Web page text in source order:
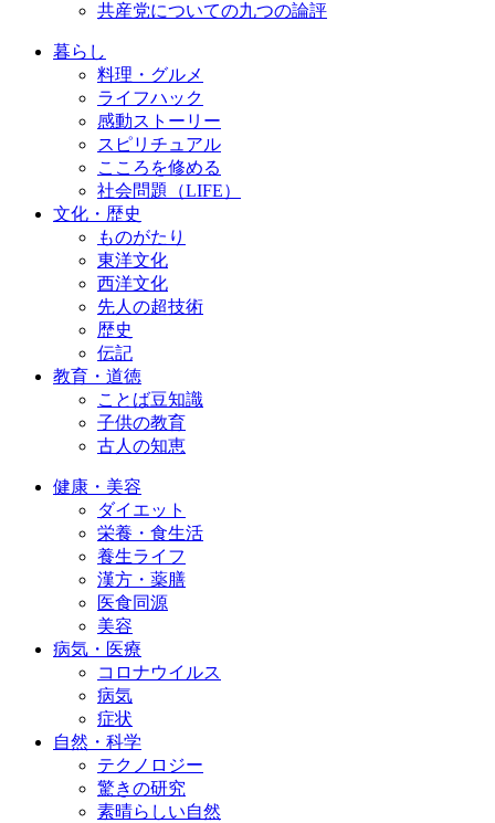
共産党についての九つの論評
暮らし
料理・グルメ
ライフハック
感動ストーリー
スピリチュアル
こころを修める
社会問題（LIFE）
文化・歴史
ものがたり
東洋文化
西洋文化
先人の超技術
歴史
伝記
教育・道徳
ことば豆知識
子供の教育
古人の知恵
健康・美容
ダイエット
栄養・食生活
養生ライフ
漢方・薬膳
医食同源
美容
病気・医療
コロナウイルス
病気
症状
自然・科学
テクノロジー
驚きの研究
素晴らしい自然